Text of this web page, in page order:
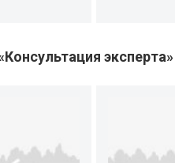
эксперта»